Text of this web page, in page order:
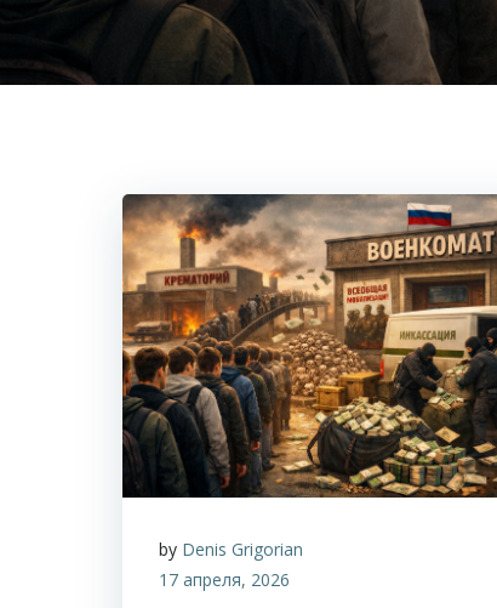
by Denis Grigorian
17 апреля, 2026